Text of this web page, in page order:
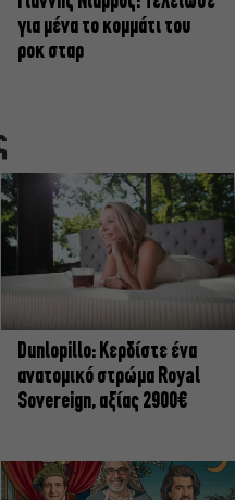
για μένα το κομμάτι του
ροκ σταρ
Dunlopillo: Κερδίστε ένα
ανατομικό στρώμα Royal
Sovereign, αξίας 2900€